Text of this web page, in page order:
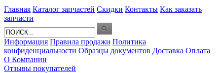
Главная Каталог запчастей Скидки Контакты Как заказать
запчасти
Информация Правила продажи Политика
конфиденциальности Образцы документов Доставка Оплата
О Компании
Отзывы покупателей